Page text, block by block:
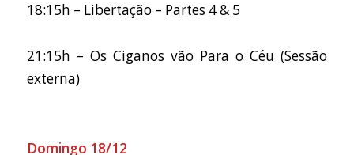
18:15h – Libertação – Partes 4 & 5
21:15h – Os Ciganos vão Para o Céu (Sessão
externa)
Domingo 18/12